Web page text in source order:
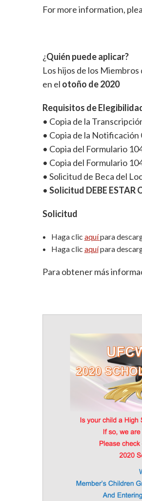
For more information,
¿Quién puede aplicar?
Los hijos de los
en el otoño de 2020
Requisitos de
• Copia de la
• Copia de la Notificación
• Copia del Formulario
• Copia del Formulario
• Solicitud de Beca del
• Solicitud DEBE ESTAR
Solicitud
Haga clic aquípara
Haga clic aquípara
Para obtener más